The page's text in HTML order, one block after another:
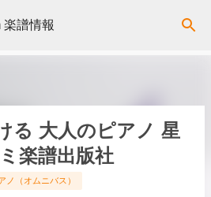
イン コンテンツに移動
譜情報
る 大人のピアノ 星
楽譜出版社
ノ（オムニバス）